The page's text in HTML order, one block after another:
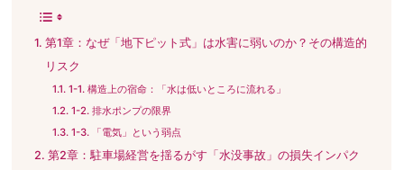
第1章：なぜ「地下ピット式」は水害に弱いのか？その構造的
リスク
1-1. 構造上の宿命：「水は低いところに流れる」
1-2. 排水ポンプの限界
1-3. 「電気」という弱点
第2章：駐車場経営を揺るがす「水没事故」の損失インパク